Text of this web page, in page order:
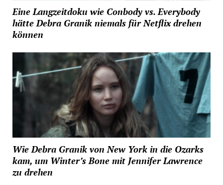
Eine Langzeitdoku wie Conbody vs. Everybody
hätte Debra Granik niemals für Netflix drehen
können
Wie Debra Granik von New York in die Ozarks
kam, um Winter’s Bone mit Jennifer Lawrence
zu drehen